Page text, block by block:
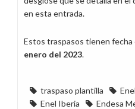
en esta entrada.
Estos traspasos tienen
enero del 2023.
traspaso plantilla
Enel Iberia
Endesa